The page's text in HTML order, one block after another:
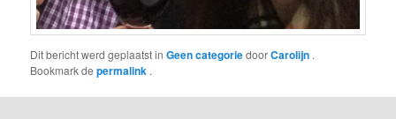
Dit bericht werd geplaatst inGeen categoriedoorCarolijn .
Bookmark depermalink .